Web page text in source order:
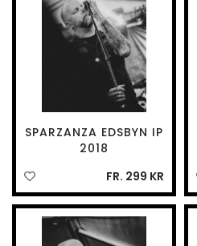
SPARZANZA EDSBYN IP
2018
FR. 299 KR